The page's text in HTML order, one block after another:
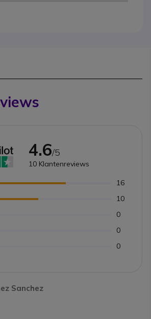
Sanchez
4.6/5
10 Klantenreviews
16
10
0
0
0